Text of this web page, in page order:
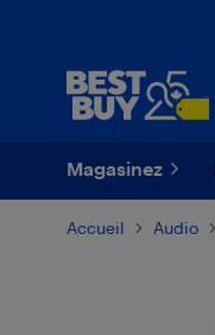
Magasinez
Accueil Audio